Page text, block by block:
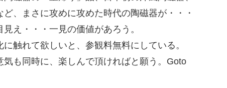
、まさに攻めに攻めた時代の陶磁器が・・・
え・・・一見の価値があろう。
触れて欲しいと、参観料無料にしている。
意気も同時に、楽しんで頂ければと願う。Goto